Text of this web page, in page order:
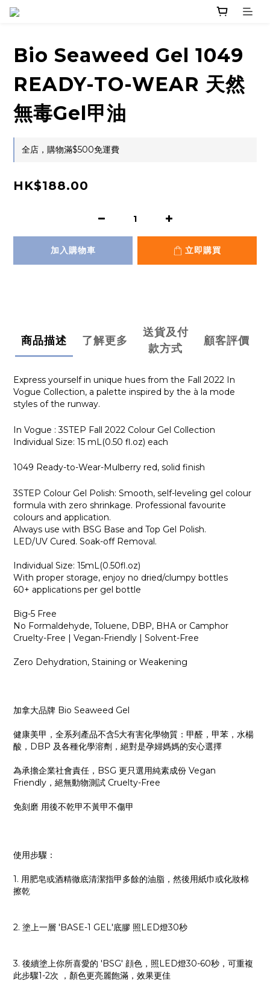
Bio Seaweed Gel 1049
READY-TO-WEAR 天然
無毒Gel甲油
全店，購物滿$500免運費
HK$188.00
加入購物車 立即購買
商品描述 了解更多
送貨及付
款方式
顧客評價
Express yourself in unique hues from the Fall 2022 In
Vogue Collection, a palette inspired by the à la mode
styles of the runway.
In Vogue : 3STEP Fall 2022 Colour Gel Collection
Individual Size: 15 mL(0.50 fl.oz) each
1049 Ready-to-Wear-Mulberry red, solid finish
3STEP Colour Gel Polish: Smooth, self-leveling gel colour
formula with zero shrinkage. Professional favourite
colours and application.
Always use with BSG Base and Top Gel Polish.
LED/UV Cured. Soak-off Removal.
Individual Size: 15mL(0.50fl.oz)
With proper storage, enjoy no dried/clumpy bottles
60+ applications per gel bottle
Big-5 Free
No Formaldehyde, Toluene, DBP, BHA or Camphor
Cruelty-Free | Vegan-Friendly | Solvent-Free
Zero Dehydration, Staining or Weakening
加拿大品牌 Bio Seaweed Gel
健康美甲，全系列產品不含5大有害化學物質：甲醛，甲苯，水楊
酸，DBP 及各種化學溶劑，絕對是孕婦媽媽的安心選擇
為承擔企業社會責任，BSG 更只選用純素成份 Vegan
Friendly，絕無動物測試 Cruelty-Free
免刻磨 用後不乾甲不黃甲不傷甲
使用步驟：
1. 用肥皂或酒精徹底清潔指甲多餘的油脂，然後用紙巾或化妝棉
擦乾
2. 塗上一層 'BASE-1 GEL'底膠 照LED燈30秒
3. 後續塗上你所喜愛的 'BSG' 顔色，照LED燈30-60秒，可重複
此步驟1-2次 ，顏色更亮麗飽滿，效果更佳